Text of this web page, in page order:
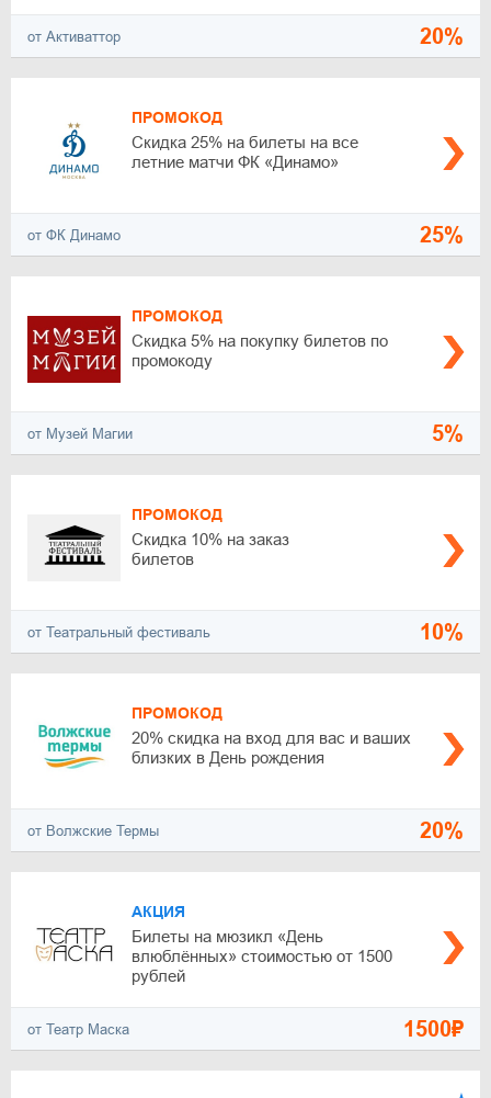
от Активаттор 20%
ПРОМОКОД
Скидка 25% на билеты на все
летние матчи ФК «Динамо»
от ФК Динамо 25%
ПРОМОКОД
Скидка 5% на покупку билетов по
промокоду
от Музей Магии 5%
ПРОМОКОД
Скидка 10% на заказ
билетов
от Театральный фестиваль 10%
ПРОМОКОД
20% скидка на вход для вас и ваших
близких в День рождения
от Волжские Термы 20%
АКЦИЯ
Билеты на мюзикл «День
влюблённых» стоимостью от 1500
рублей
от Театр Маска 1500₽